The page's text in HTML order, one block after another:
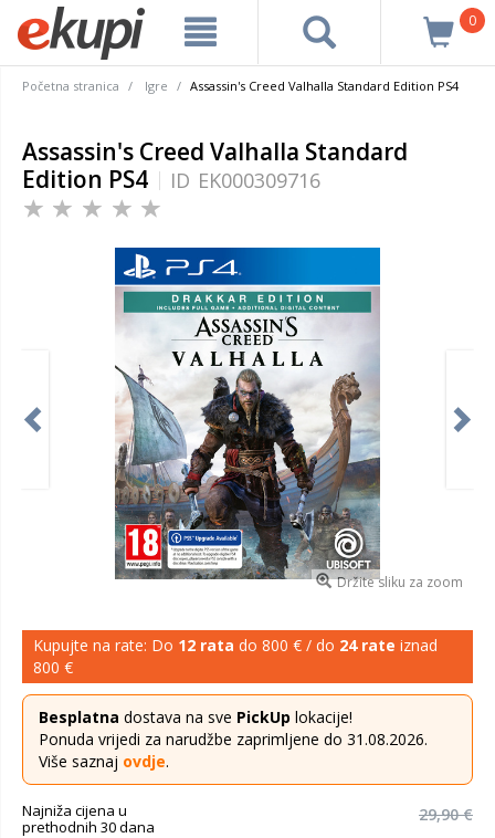
0
Početna stranica Igre Assassin's Creed Valhalla Standard Edition PS4
Assassin's Creed Valhalla Standard
Edition PS4
ID EK000309716
Držite sliku za zoom
Kupujte na rate: Do 12 rata do 800 € / do 24 rate iznad
800 €
Besplatna dostava na sve PickUp lokacije!
Ponuda vrijedi za narudžbe zaprimljene do 31.08.2026.
Više saznaj ovdje.
Najniža cijena u
prethodnih 30 dana
29,90 €